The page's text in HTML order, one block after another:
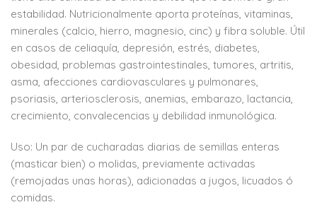
estabilidad. Nutricionalmente aporta proteínas, vitaminas,
minerales (calcio, hierro, magnesio, cinc) y fibra soluble. Útil
en casos de celiaquía, depresión, estrés, diabetes,
obesidad, problemas gastrointestinales, tumores, artritis,
asma, afecciones cardiovasculares y pulmonares,
psoriasis, arteriosclerosis, anemias, embarazo, lactancia,
crecimiento, convalecencias y debilidad inmunológica.
Uso: Un par de cucharadas diarias de semillas enteras
(masticar bien) o molidas, previamente activadas
(remojadas unas horas), adicionadas a jugos, licuados ó
comidas.